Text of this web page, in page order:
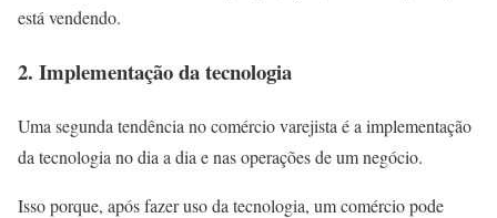
está vendendo.
2. Implementação da tecnologia
Uma segunda tendência no comércio varejista é a implementação
da tecnologia no dia a dia e nas operações de um negócio.
Isso porque, após fazer uso da tecnologia, um comércio pode